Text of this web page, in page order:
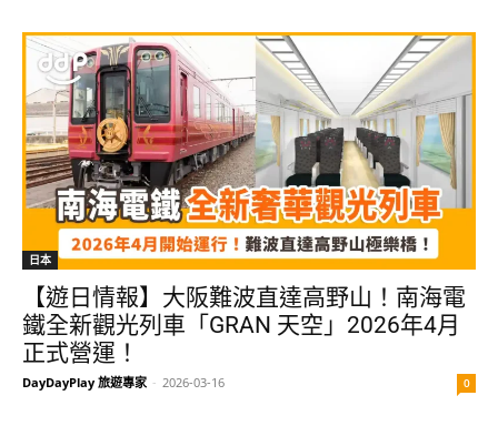
日本
【遊日情報】大阪難波直達高野山！南海電
鐵全新觀光列車「GRAN 天空」2026年4月
正式營運！
DayDayPlay 旅遊專家 - 2026-03-16 0